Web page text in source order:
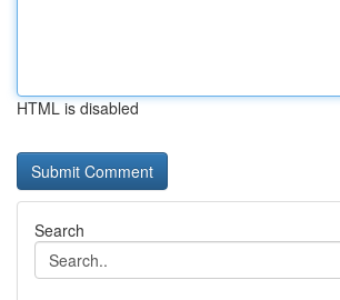
HTML is disabled
Search